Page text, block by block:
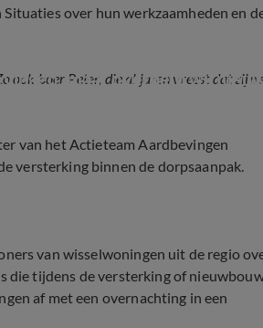
over hun werkzaamheden en
ook boer Peter, die al jaren vreest dat zijn
maar overheid wil
van het Actieteam Aardbevingen
versterking binnen de dorpsaanpak.
van wisselwoningen uit de regio
die tijdens de versterking of
af met een overnachting in een